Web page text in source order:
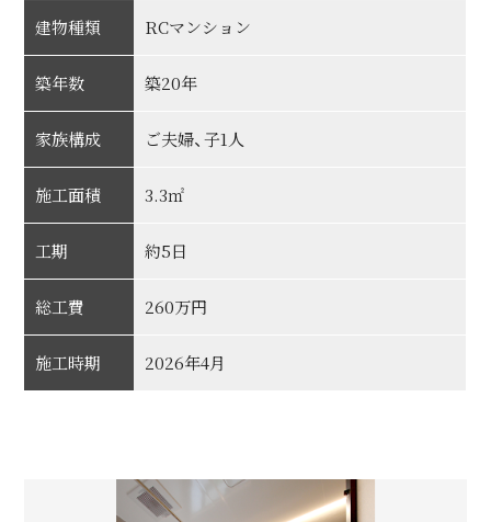
建物種類 RCマンション
築年数 築20年
家族構成 ご夫婦、子1人
施工面積 3.3㎡
工期 約5日
総工費 260万円
施工時期 2026年4月